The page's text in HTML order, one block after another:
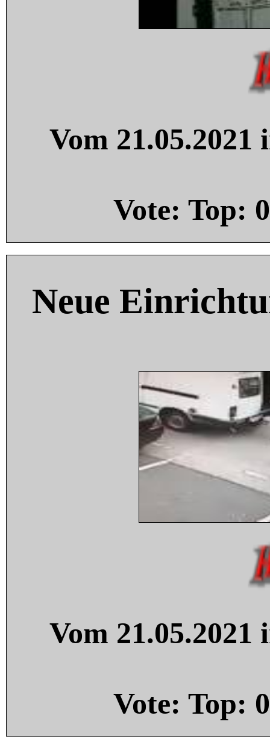
Vom
Vote: Top: 0
Neue
Vom
Vote: Top: 0